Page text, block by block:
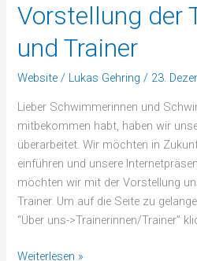
Vorstellung der
und Trainer
Website / Lukas Gehring/ 23.
Lieber Schwimmerinnen und
mitbekommen habt, haben wir
überarbeitet. Wir möchten in
einführen und unsere
möchten wir mit der Vorstellung
Trainer. Um auf die Seite zu
“Über uns->Trainerinnen/Trainer”
Vorstellung
der
Trainerinnen
Trainer
Weiterlesen »